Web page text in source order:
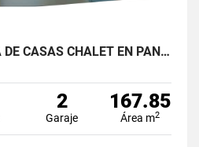
IMATERRA PREVENTA DE CASAS CHALET EN PANAMA PACIFICO. MODELO EA
2
Garaje
167.85
Área m2